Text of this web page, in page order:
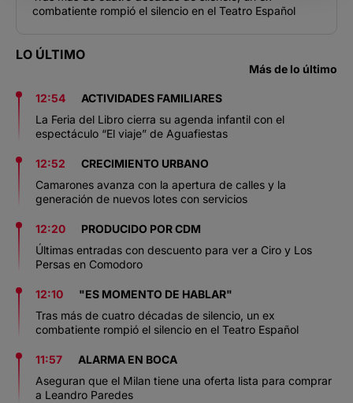
combatiente rompió el silencio en el Teatro Español
LO ÚLTIMO
Más de lo último
12:54
ACTIVIDADES FAMILIARES
La Feria del Libro cierra su agenda infantil con el
espectáculo “El viaje” de Aguafiestas
12:52
CRECIMIENTO URBANO
Camarones avanza con la apertura de calles y la
generación de nuevos lotes con servicios
12:20
PRODUCIDO POR CDM
Últimas entradas con descuento para ver a Ciro y Los
Persas en Comodoro
12:10
"ES MOMENTO DE HABLAR"
Tras más de cuatro décadas de silencio, un ex
combatiente rompió el silencio en el Teatro Español
11:57
ALARMA EN BOCA
Aseguran que el Milan tiene una oferta lista para comprar
a Leandro Paredes